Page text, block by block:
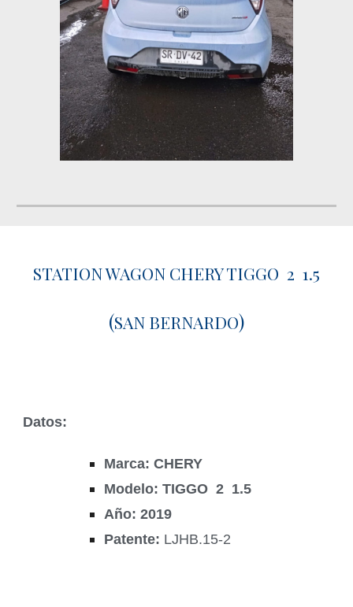
STATION WAGON CHERY TIGGO 2 1.5
(SAN BERNARDO)
Datos:
Marca: CHERY
Modelo: TIGGO 2 1.5
Año: 2019
Patente: LJHB.15-2